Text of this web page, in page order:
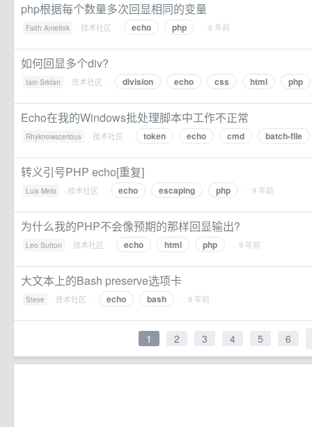
php根据每个数量多次回显相同的变量
Faith Aniefiok · 技术社区 · echo php · 8 年前
如何回显多个div?
Iam Srkfan · 技术社区 · division echo css html php
Echo在我的Windows批处理脚本中工作不正常
Rhyknowscerious · 技术社区 · token echo cmd batch-file
转义引号PHP echo[重复]
Luis Melo · 技术社区 · echo escaping php · 9 年前
为什么我的PHP不会像预期的那样回显输出?
Leo Sutton · 技术社区 · echo html php · 9 年前
大文本上的Bash preserve选项卡
Steve · 技术社区 · echo bash · 9 年前
1 2 3 4 5 6